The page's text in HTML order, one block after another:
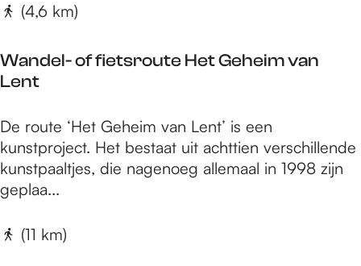
p
L
i
n
e
n
h
o
(4,6 km)
Wandel- of fietsroute Het Geheim van
Lent
W
a
n
d
De route ‘Het Geheim van Lent’ is een
kunstproject. Het bestaat uit achttien verschillende
kunstpaaltjes, die nagenoeg allemaal in 1998 zijn
geplaa...
(11 km)